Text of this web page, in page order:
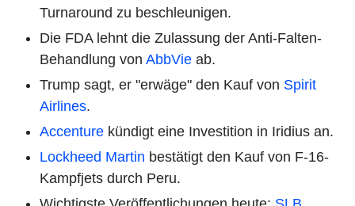
Turnaround zu beschleunigen.
Die FDA lehnt die Zulassung der Anti-Falten-
Behandlung von AbbVie ab.
Trump sagt, er "erwäge" den Kauf von Spirit
Airlines.
Accenture kündigt eine Investition in Iridius an.
Lockheed Martin bestätigt den Kauf von F-16-
Kampfjets durch Peru.